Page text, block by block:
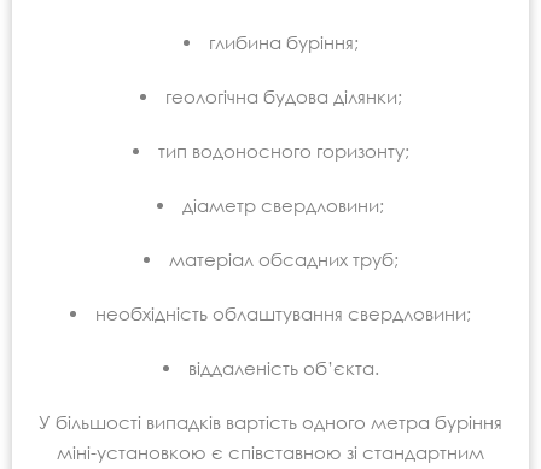
глибина буріння;
геологічна будова ділянки;
тип водоносного горизонту;
діаметр свердловини;
матеріал обсадних труб;
необхідність облаштування свердловини;
віддаленість об’єкта.
У більшості випадків вартість одного метра буріння
міні-установкою є співставною зі стандартним